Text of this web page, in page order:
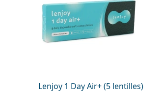
Lenjoy 1 Day Air+ (5 lentilles)